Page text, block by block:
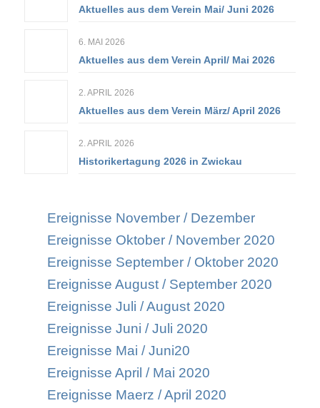
Aktuelles aus dem Verein Mai/ Juni 2026
6. MAI 2026
Aktuelles aus dem Verein April/ Mai 2026
2. APRIL 2026
Aktuelles aus dem Verein März/ April 2026
2. APRIL 2026
Historikertagung 2026 in Zwickau
Ereignisse November / Dezember
Ereignisse Oktober / November 2020
Ereignisse September / Oktober 2020
Ereignisse August / September 2020
Ereignisse Juli / August 2020
Ereignisse Juni / Juli 2020
Ereignisse Mai / Juni20
Ereignisse April / Mai 2020
Ereignisse Maerz / April 2020